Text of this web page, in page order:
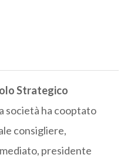
Strategico
società ha cooptato
consigliere,
presidente